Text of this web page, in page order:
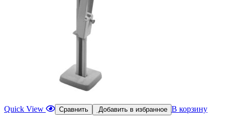
Quick View Сравнить Добавить в избранное В корзину